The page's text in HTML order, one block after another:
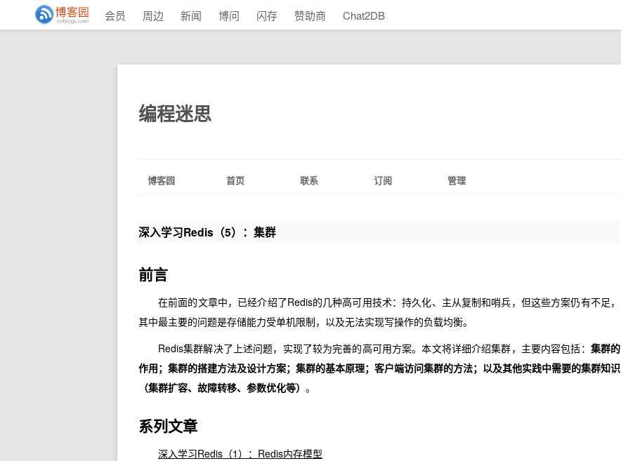
会员 周边 新闻 博问 闪存 赞助商 Chat2DB
编程迷思
博客园 首页 联系 订阅 管理
深入学习Redis（5）：集群
前言
在前面的文章中，已经介绍了Redis的几种高可用技术：持久化、主从复制和哨兵，但这些方案仍有不足，
其中最主要的问题是存储能力受单机限制，以及无法实现写操作的负载均衡。
Redis集群解决了上述问题，实现了较为完善的高可用方案。本文将详细介绍集群，主要内容包括： 集群的
作用；集群的搭建方法及设计方案；集群的基本原理；客户端访问集群的方法；以及其他实践中需要的集群知识
（集群扩容、故障转移、参数优化等） 。
系列文章
深入学习Redis（1）：Redis内存模型